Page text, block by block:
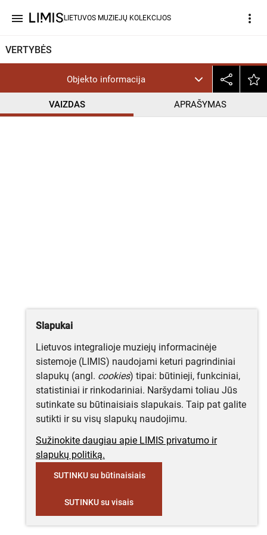
menu LIETUVOS MUZIEJŲ KOLEKCIJOS more_vert
VERTYBĖS
Objekto informacija
VAIZDAS APRAŠYMAS
Slapukai
Lietuvos integralioje muziejų informacinėje
sistemoje (LIMIS) naudojami keturi pagrindiniai
slapukų (angl. cookies) tipai: būtinieji, funkciniai,
statistiniai ir rinkodariniai. Naršydami toliau Jūs
sutinkate su būtinaisiais slapukais. Taip pat galite
sutikti ir su visų slapukų naudojimu.
Sužinokite daugiau apie LIMIS privatumo ir
slapukų politiką.
SUTINKU su būtinaisiais
SUTINKU su visais